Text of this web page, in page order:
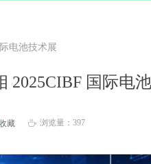
2025CIBF 国际电
电池技术展
ꄘ 浏览量： 397
藏